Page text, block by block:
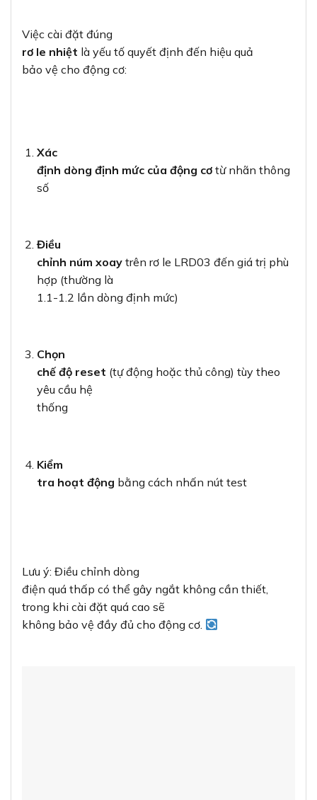
Việc cài đặt đúng
rơ le nhiệt là yếu tố quyết định đến hiệu quả
bảo vệ cho động cơ:
Xác
định dòng định mức của động cơtừ nhãn thông
số
Điều
chỉnh núm xoaytrên rơ le LRD03 đến giá trị phù
hợp (thường là
1.1-1.2 lần dòng định mức)
Chọn
chế độ reset (tự động hoặc thủ công) tùy theo
yêu cầu hệ
thống
Kiểm
tra hoạt động bằng cách nhấn nút test
Lưu ý: Điều chỉnh dòng
điện quá thấp có thể gây ngắt không cần thiết,
trong khi cài đặt quá cao sẽ
không bảo vệ đầy đủ cho động cơ.